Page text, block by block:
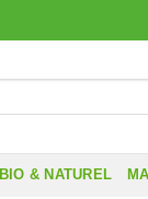
BIO & NATUREL